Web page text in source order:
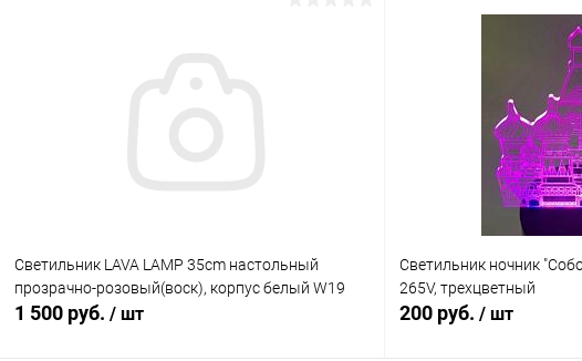
Светильник LAVA LAMP 35cm настольный
прозрачно-розовый(воск), корпус белый W19
1 500 руб. / шт
Светильник ночник
265V, трехцветный
200 руб. / шт